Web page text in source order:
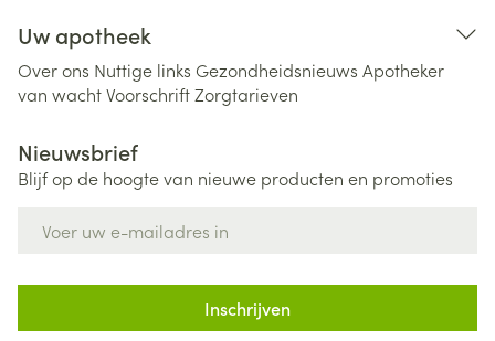
Uw apotheek
Over ons Nuttige links Gezondheidsnieuws Apotheker
van wachtVoorschriftZorgtarieven
Nieuwsbrief
Blijf op de hoogte van nieuwe producten en promoties
Inschrijven